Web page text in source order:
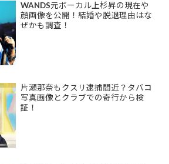
WANDS元ボーカル上杉昇の現在や
顔画像を公開！結婚や脱退理由はな
ぜかも調査！
片瀬那奈もクスリ逮捕間近？タバコ
写真画像とクラブでの奇行から検
証！